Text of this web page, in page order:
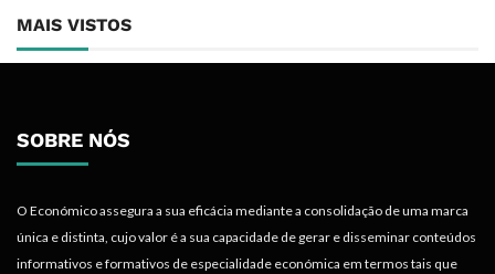
MAIS VISTOS
Nova Capacidade Cimenteira Coloca
Moçambique No Caminho Da Auto-Suficiência E
8 de Agosto, 2026
ÁFRICA
SOBRE NÓS
O Económico assegura a sua eficácia mediante a consolidação de uma marca
única e distinta, cujo valor é a sua capacidade de gerar e disseminar conteúdos
informativos e formativos de especialidade económica em termos tais que